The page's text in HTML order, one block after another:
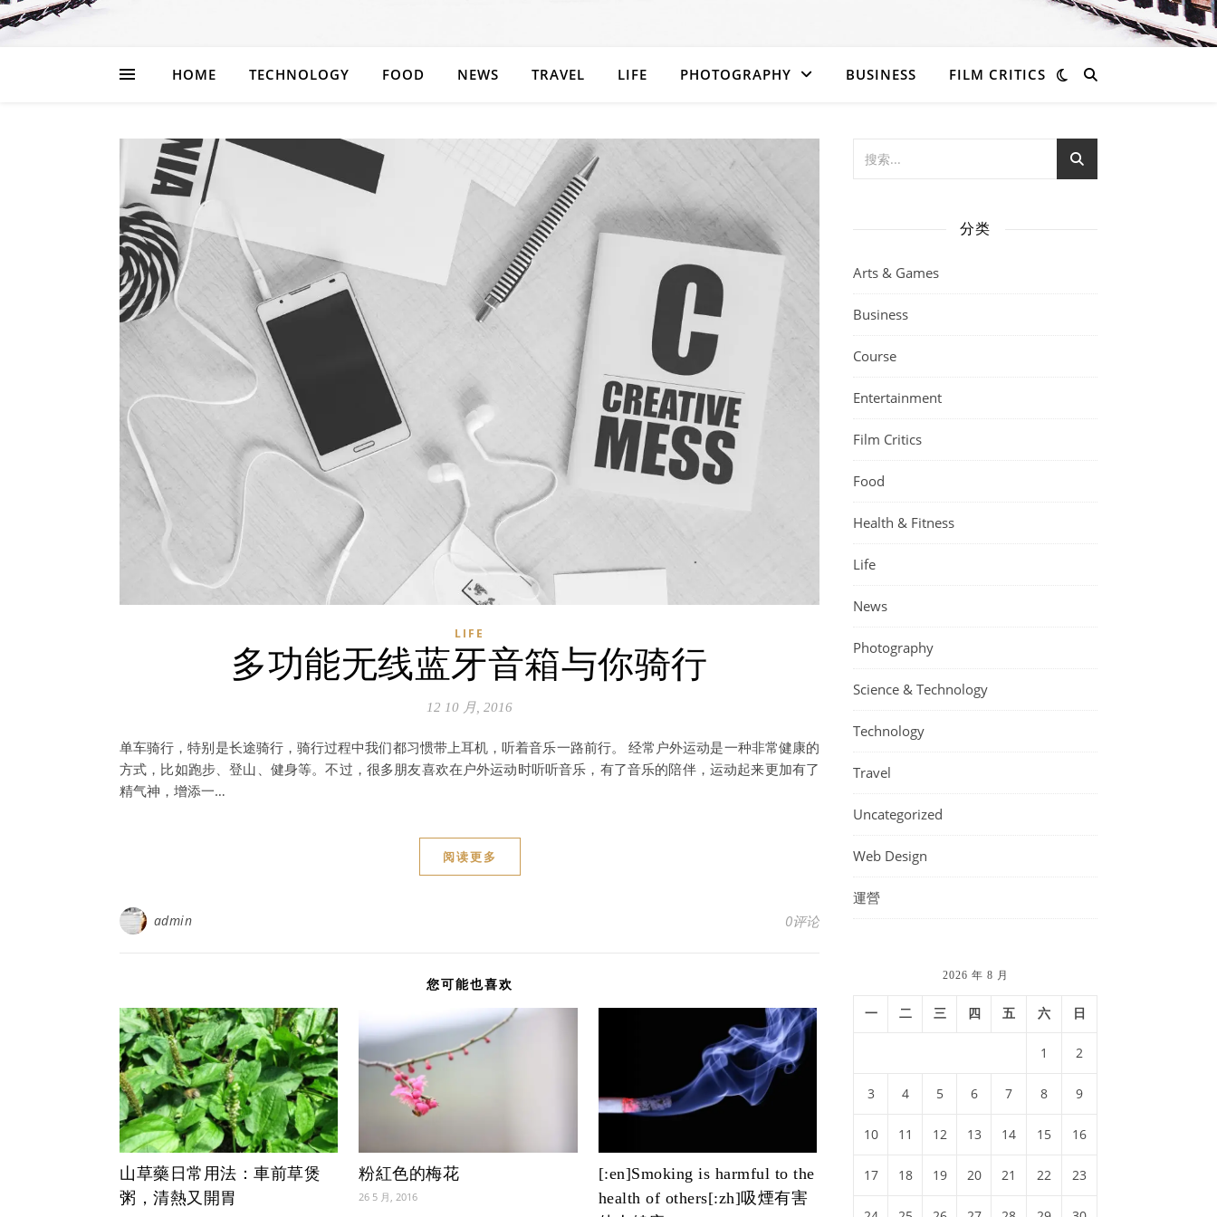
HOME TECHNOLOGY FOOD NEWS TRAVEL LIFE PHOTOGRAPHY BUSINESS FILM CRITICS
LIFE
多功能无线蓝牙音箱与你骑行
12 10 月, 2016
单车骑行，特别是长途骑行，骑行过程中我们都习惯带上耳机，听着音乐一路前行。 经常户外运动是一种非常健康的
方式，比如跑步、登山、健身等。不过，很多朋友喜欢在户外运动时听听音乐，有了音乐的陪伴，运动起来更加有了
精气神，增添一…
阅读更多
admin 0评论
您可能也喜欢
山草藥日常用法：車前草煲
粥，清熱又開胃
粉紅色的梅花
26 5 月, 2016
[:en]Smoking is harmful to the
health of others[:zh]吸煙有害
分类
Arts & Games
Business
Course
Entertainment
Film Critics
Food
Health & Fitness
Life
News
Photography
Science & Technology
Technology
Travel
Uncategorized
Web Design
運營
2026 年 8 月
一 二 三 四 五 六 日
1 2
3 4 5 6 7 8 9
10 11 12 13 14 15 16
17 18 19 20 21 22 23